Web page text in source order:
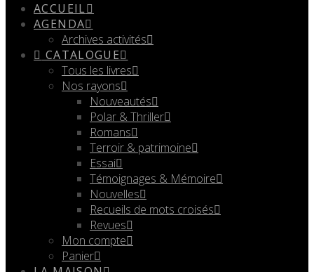
ACCUEIL
AGENDA
Archives activités
CATALOGUE
Tous les livres
Nos rayons
Nouveautés
Polar & Thriller
Romans
Terroir & patrimoine
Essai
Témoignages & Mémoire
Nouvelles
Recueils de mots croisés
Revues
Mon compte
Panier